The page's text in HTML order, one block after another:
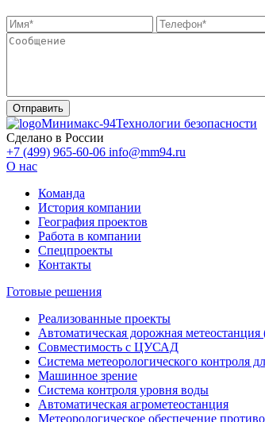
Минимакс-94Технологии безопасности
Сделано в России
+7 (499) 965-60-06 info@mm94.ru
О нас
Команда
История компании
География проектов
Работа в компании
Спецпроекты
Контакты
Готовые решения
Реализованные проекты
Автоматическая дорожная
Совместимость с ЦУСАД
Система метеорологического контроля
Машинное зрение
Система контроля уровня воды
Автоматическая агрометеостанция
Метеорологическое обеспечение